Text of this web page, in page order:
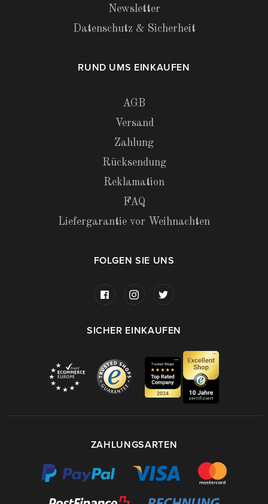
Newsletter
Datenschutz & Sicherheit
RUND UMS EINKAUFEN
AGB
Versand
Zahlung
Rücksendung
Reklamation
FAQ
Liefergarantie vor Weihnachten
FOLGEN SIE UNS
SICHER EINKAUFEN
ZAHLUNGSARTEN